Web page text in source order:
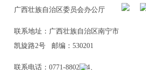
广西壮族自治区委员会办公厅
联系地址：广西壮族自治区南宁市
凯旋路2号 邮编：530201
联系电话：0771-8802114、